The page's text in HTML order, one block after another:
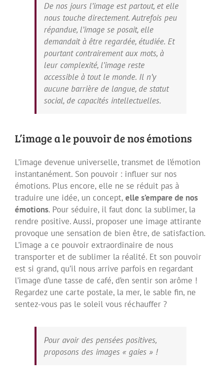
De nos jours l’image est partout, et elle
nous touche directement. Autrefois peu
répandue, l’image se posait, elle
demandait à être regardée, étudiée. Et
pourtant contrairement aux mots, à
leur complexité, l’image reste
accessible à tout le monde. Il n’y
aucune barrière de langue, de statut
social, de capacités intellectuelles.
L’image a le pouvoir de nos émotions
L’image devenue universelle, transmet de l’émotion
instantanément. Son pouvoir : influer sur nos
émotions. Plus encore, elle ne se réduit pas à
traduire une idée, un concept, elle s’empare de nos
émotions. Pour séduire, il faut donc la sublimer, la
rendre positive. Aussi, proposer une image attirante
provoque une sensation de bien être, de satisfaction.
L’image a ce pouvoir extraordinaire de nous
transporter et de sublimer la réalité. Et son pouvoir
est si grand, qu’il nous arrive parfois en regardant
l’image d’une tasse de café, d’en sentir son arôme !
Regardez une carte postale, la mer, le sable fin, ne
sentez-vous pas le soleil vous réchauffer ?
Pour avoir des pensées positives,
proposons des images « gaies » !